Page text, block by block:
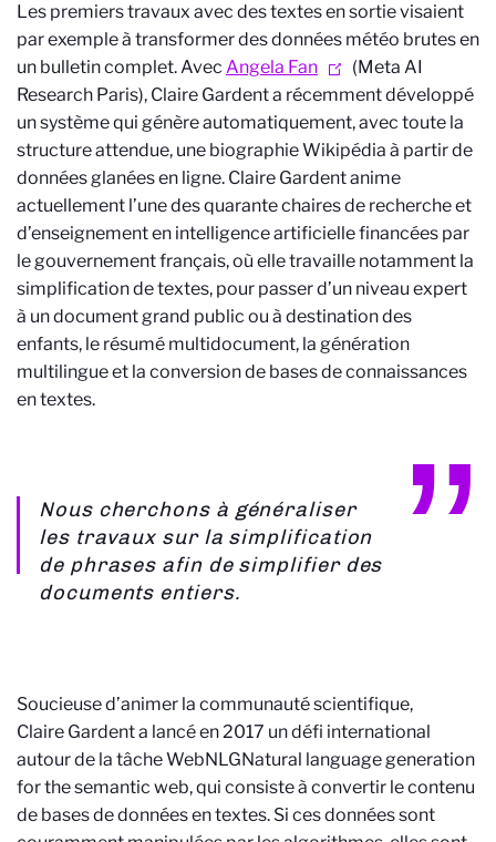
Les premiers travaux avec des textes en sortie visaient
par exemple à transformer des données météo brutes en
un bulletin complet. Avec Angela Fan
(Meta AI
Research Paris), Claire Gardent a récemment développé
un système qui génère automatiquement, avec toute la
structure attendue, une biographie Wikipédia à partir de
données glanées en ligne. Claire Gardent anime
actuellement l’une des quarante chaires de recherche et
d’enseignement en intelligence artificielle financées par
le gouvernement français, où elle travaille notamment la
simplification de textes, pour passer d’un niveau expert
à un document grand public ou à destination des
enfants, le résumé multidocument, la génération
multilingue et la conversion de bases de connaissances
en textes.
Nous cherchons à généraliser
les travaux sur la simplification
de phrases afin de simplifier des
documents entiers.
Soucieuse d’animer la communauté scientifique,
Claire Gardent a lancé en 2017 un défi international
autour de la tâche WebNLGNatural language generation
for the semantic web, qui consiste à convertir le contenu
de bases de données en textes. Si ces données sont